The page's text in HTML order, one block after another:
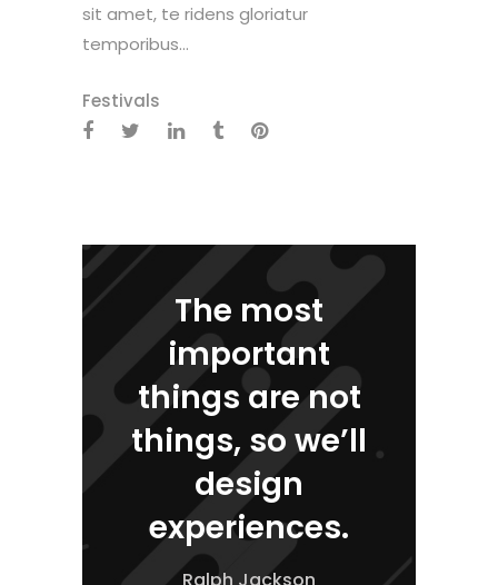
sit amet, te ridens gloriatur
temporibus...
Festivals
The most
important
things are not
things, so we’ll
design
experiences.